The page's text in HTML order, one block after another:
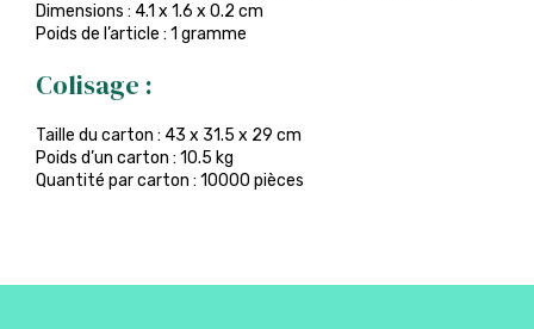
Dimensions : 4.1 x 1.6 x 0.2 cm
Poids de l’article : 1 gramme
Colisage :
Taille du carton : 43 x 31.5 x 29 cm
Poids d’un carton : 10.5 kg
Quantité par carton : 10000 pièces